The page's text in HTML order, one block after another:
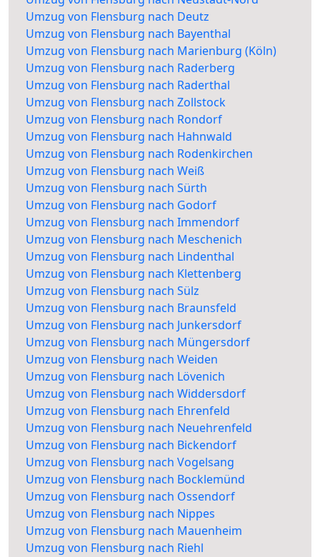
Umzug von Flensburg nach Deutz
Umzug von Flensburg nach Bayenthal
Umzug von Flensburg nach Marienburg (Köln)
Umzug von Flensburg nach Raderberg
Umzug von Flensburg nach Raderthal
Umzug von Flensburg nach Zollstock
Umzug von Flensburg nach Rondorf
Umzug von Flensburg nach Hahnwald
Umzug von Flensburg nach Rodenkirchen
Umzug von Flensburg nach Weiß
Umzug von Flensburg nach Sürth
Umzug von Flensburg nach Godorf
Umzug von Flensburg nach Immendorf
Umzug von Flensburg nach Meschenich
Umzug von Flensburg nach Lindenthal
Umzug von Flensburg nach Klettenberg
Umzug von Flensburg nach Sülz
Umzug von Flensburg nach Braunsfeld
Umzug von Flensburg nach Junkersdorf
Umzug von Flensburg nach Müngersdorf
Umzug von Flensburg nach Weiden
Umzug von Flensburg nach Lövenich
Umzug von Flensburg nach Widdersdorf
Umzug von Flensburg nach Ehrenfeld
Umzug von Flensburg nach Neuehrenfeld
Umzug von Flensburg nach Bickendorf
Umzug von Flensburg nach Vogelsang
Umzug von Flensburg nach Bocklemünd
Umzug von Flensburg nach Ossendorf
Umzug von Flensburg nach Nippes
Umzug von Flensburg nach Mauenheim
Umzug von Flensburg nach Riehl